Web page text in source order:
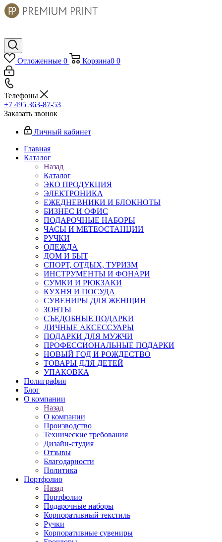
Отложенные 0 Корзина0 0
Телефоны
+7 495 363-87-53
Заказать звонок
Личный кабинет
Главная
Каталог
Назад
Каталог
ЭКО ПРОДУКЦИЯ
ЭЛЕКТРОНИКА
ЕЖЕДНЕВНИКИ И БЛОКНОТЫ
БИЗНЕС И ОФИС
ПОДАРОЧНЫЕ НАБОРЫ
ЧАСЫ И МЕТЕОСТАНЦИИ
РУЧКИ
ОДЕЖДА
ДОМ И БЫТ
СПОРТ, ОТДЫХ, ТУРИЗМ
ИНСТРУМЕНТЫ И ФОНАРИ
СУМКИ И РЮКЗАКИ
КУХНЯ И ПОСУДА
СУВЕНИРЫ ДЛЯ ЖЕНЩИН
ЗОНТЫ
СЪЕДОБНЫЕ ПОДАРКИ
ЛИЧНЫЕ АКСЕССУАРЫ
ПОДАРКИ ДЛЯ МУЖЧИ
ПРОФЕССИОНАЛЬНЫЕ ПОДАРКИ
НОВЫЙ ГОД И РОЖДЕСТВО
ТОВАРЫ ДЛЯ ДЕТЕЙ
УПАКОВКА
Полиграфия
Блог
О компании
Назад
О компании
Производство
Технические требования
Дизайн-студия
Отзывы
Благодарности
Политика
Портфолио
Назад
Портфолио
Подарочные наборы
Корпоративный текстиль
Ручки
Корпоративные сувениры